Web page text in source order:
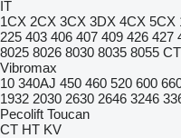
IT
1CX 2CX 3CX 3DX 4CX 5CX
225 403 406 407 409 426 427
8025 8026 8030 8035 8055 CT
Vibromax
10 340AJ 450 460 520 600
1932 2030 2630 2646 3246
Pecolift Toucan
CT HT KV